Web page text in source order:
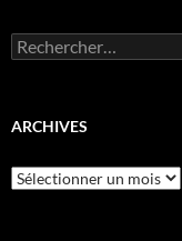
Rechercher :
ARCHIVES
Archives